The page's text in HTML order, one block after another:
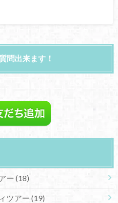
問出来ます！
ー (18)
ツアー (19)